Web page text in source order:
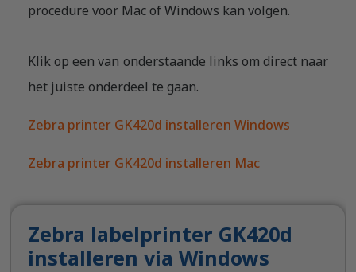
procedure voor Mac of Windows kan volgen.
Klik op een van onderstaande links om direct naar
het juiste onderdeel te gaan.
Zebra printer GK420d installeren Windows
Zebra printer GK420d installeren Mac
Zebra labelprinter GK420d
installeren via Windows